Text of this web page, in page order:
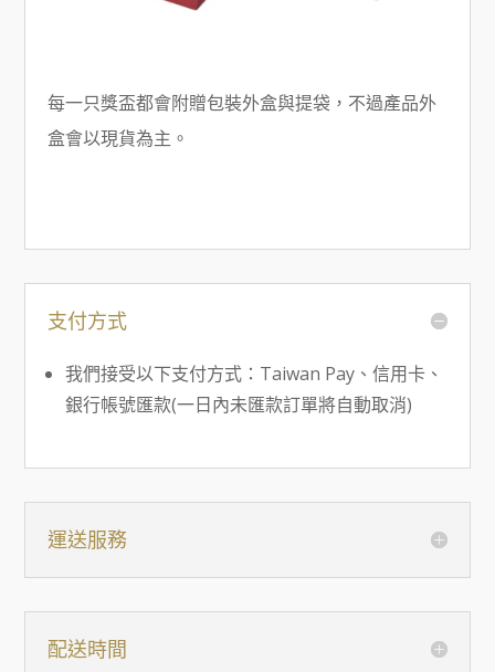
每一只獎盃都會附贈包裝外盒與提袋，不過產品外
盒會以現貨為主。
支付方式
我們接受以下支付方式：Taiwan Pay、信用卡、
銀行帳號匯款(一日內未匯款訂單將自動取消)
運送服務
配送時間